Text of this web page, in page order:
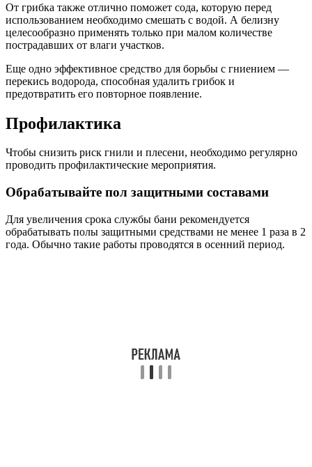
От грибка также отлично поможет сода, которую перед
использованием необходимо смешать с водой. А белизну
целесообразно применять только при малом количестве
пострадавших от влаги участков.
Еще одно эффективное средство для борьбы с гниением —
перекись водорода, способная удалить грибок и
предотвратить его повторное появление.
Профилактика
Чтобы снизить риск гнили и плесени, необходимо регулярно
проводить профилактические мероприятия.
Обрабатывайте пол защитными составами
Для увеличения срока службы бани рекомендуется
обрабатывать полы защитными средствами не менее 1 раза в 2
года. Обычно такие работы проводятся в осенний период.